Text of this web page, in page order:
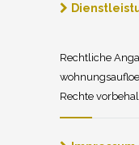
Rechtliche
Rechte